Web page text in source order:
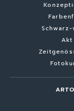
Akt